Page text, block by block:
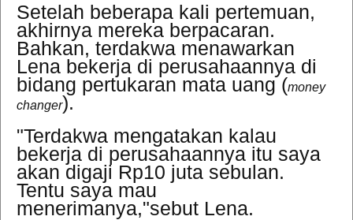
Setelah beberapa kali pertemuan,
akhirnya mereka berpacaran.
Bahkan, terdakwa menawarkan
Lena bekerja di perusahaannya di
bidang pertukaran mata uang (money
changer).
"Terdakwa mengatakan kalau
bekerja di perusahaannya itu saya
akan digaji Rp10 juta sebulan.
Tentu saya mau
menerimanya,"sebut Lena.